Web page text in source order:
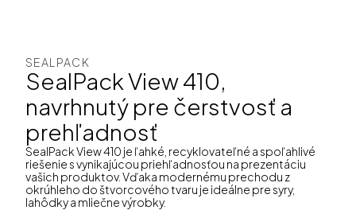
SEALPACK
SealPack View 410,
navrhnutý pre čerstvosť a
prehľadnosť
SealPack View 410 je ľahké, recyklovateľné a spoľahlivé
riešenie s vynikajúcou priehľadnosťou na prezentáciu
vašich produktov. Vďaka modernému prechodu z
okrúhleho do štvorcového tvaru je ideálne pre syry,
lahôdky a mliečne výrobky.